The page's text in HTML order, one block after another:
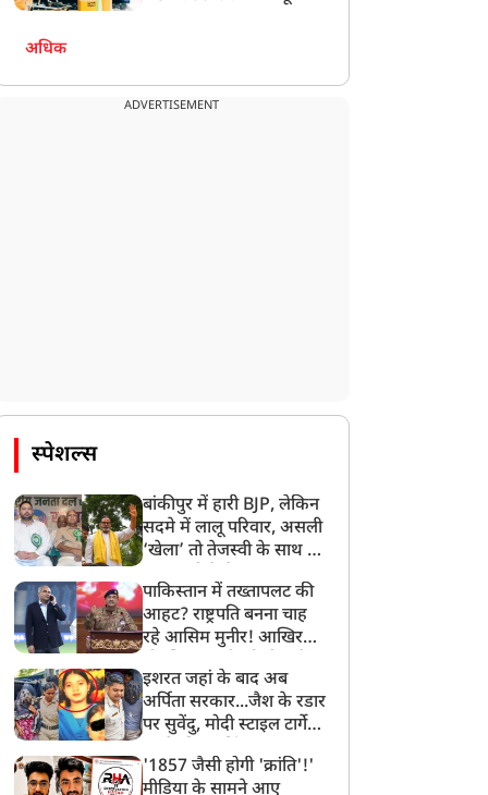
अधिक
ADVERTISEMENT
स्पेशल्स
बांकीपुर में हारी BJP, लेकिन
सदमे में लालू परिवार, असली
‘खेला’ तो तेजस्वी के साथ हो
पाकिस्तान में तख्तापलट की
आहट? राष्ट्रपति बनना चाह
रहे आसिम मुनीर! आखिर
बनाया मोहरा?
इशरत जहां के बाद अब
अर्पिता सरकार...जैश के रडार
पर सुवेंदु, मोदी स्टाइल टार्गेट
बड़ा एक्शन!
'1857 जैसी होगी 'क्रांति'!'
मीडिया के सामने आए